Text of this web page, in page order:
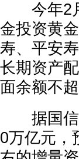
今年2月
金投资黄
寿、平安
长期资产
面余额不
据国信
0万亿元，